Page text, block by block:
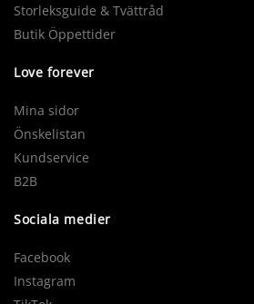
Storleksguide & Tvättråd
Butik Öppettider
Love forever
Mina sidor
Önskelistan
Kundservice
B2B
Sociala medier
Facebook
Instagram